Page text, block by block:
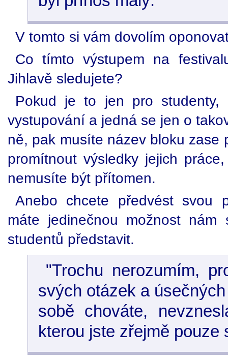
V tomto si vám dovolím
Co tímto výstupem na
Jihlavě sledujete?
Pokud je to jen pro studenty,
vystupování a jedná se jen o
ně, pak musíte název bloku zase
promítnout výsledky jejich
nemusíte být přítomen.
Anebo chcete předvést svou
máte jedinečnou možnost
studentů představit.
"Trochu nerozumím,
svých otázek a
sobě chováte,
kterou jste zřejmě pouze